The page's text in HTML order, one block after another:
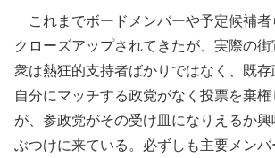
これまでボードメンバーや予定候補者
クローズアップされてきたが、実際の
衆は熱狂的支持者ばかりではなく、既存
自分にマッチする政党がなく投票を棄
が、参政党がその受け皿になりえるか
ぶつけに来ている。必ずしも主要メン